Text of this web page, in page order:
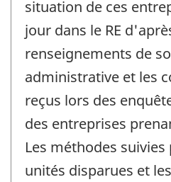
situation de ces
jour dans le RE
renseignements de
administrative et les
reçus lors des
des entreprises
Les méthodes
unités disparues et